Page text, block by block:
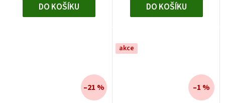
DO KOŠÍKU DO KOŠÍKU
–21 %
akce
–1 %